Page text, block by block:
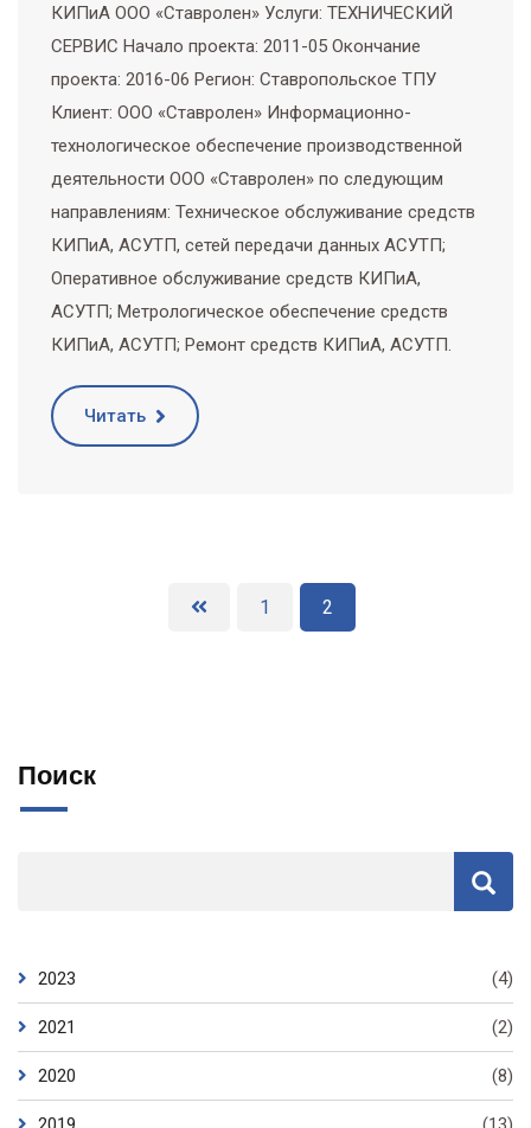
КИПиА ООО «Ставролен» Услуги: ТЕХНИЧЕСКИЙ
СЕРВИС Начало проекта: 2011-05 Окончание
проекта: 2016-06 Регион: Ставропольское ТПУ
Клиент: ООО «Ставролен» Информационно-
технологическое обеспечение производственной
деятельности ООО «Ставролен» по следующим
направлениям: Техническое обслуживание средств
КИПиА, АСУТП, сетей передачи данных АСУТП;
Оперативное обслуживание средств КИПиА,
АСУТП; Метрологическое обеспечение средств
КИПиА, АСУТП; Ремонт средств КИПиА, АСУТП.
Читать
1 2
Поиск
2023 (4)
2021 (2)
2020 (8)